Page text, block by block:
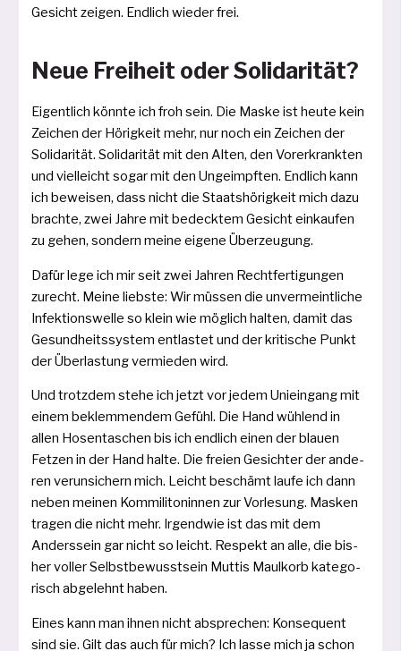
Gesicht zei­gen. End­lich wie­der frei.
Neue Freiheit oder Solidarität?
Eigentlich könn­te ich froh sein. Die Maske ist heu­te kein
Zeichen der Hörigkeit mehr, nur noch ein Zeichen der
Solidarität. Solida­rität mit den Alten, den Vorerkrankten
und viel­leicht sogar mit den Ungeimpften. Endlich kann
ich bewei­sen, dass nicht die Staats­hörigkeit mich dazu
brach­te, zwei Jahre mit bedeck­tem Gesicht ein­kau­fen
zu gehen, son­dern mei­ne eige­ne Überzeugung.
Dafür lege ich mir seit zwei Jahren Rechtferti­gungen
zurecht. Meine liebs­te: Wir müs­sen die unver­meint­li­che
Infektionswelle so klein wie mög­lich hal­ten, damit das
Gesundheitssystem ent­las­tet und der kri­ti­sche Punkt
der Überla­stung ver­mie­den wird.
Und trotz­dem ste­he ich jetzt vor jedem Uniein­gang mit
einem beklem­men­dem Gefühl. Die Hand wüh­lend in
allen Hosentaschen bis ich end­lich einen der blau­en
Fetzen in der Hand hal­te. Die frei­en Gesichter der ande­
ren verun­sichern mich. Leicht beschämt lau­fe ich dann
neben mei­nen Kommilitoninnen zur Vorle­sung. Masken
tra­gen die nicht mehr. Irgendwie ist das mit dem
Anderssein gar nicht so leicht. Respekt an alle, die bis­
her vol­ler Selbstbewusst­sein Muttis Maulkorb kate­go­
risch abge­lehnt haben.
Eines kann man ihnen nicht abspre­chen: Kon­sequent
sind sie. Gilt das auch für mich? Ich las­se mich ja schon